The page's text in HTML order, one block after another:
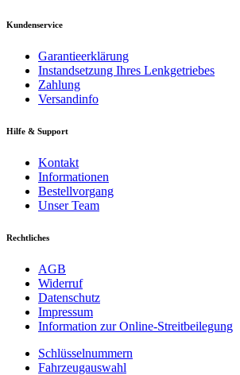
Kundenservice
Garantieerklärung
Instandsetzung Ihres Lenkgetriebes
Zahlung
Versandinfo
Hilfe & Support
Kontakt
Informationen
Bestellvorgang
Unser Team
Rechtliches
AGB
Widerruf
Datenschutz
Impressum
Information zur Online-Streitbeilegung
Schlüsselnummern
Fahrzeugauswahl